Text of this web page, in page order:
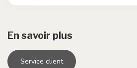
En savoir plus
Service client